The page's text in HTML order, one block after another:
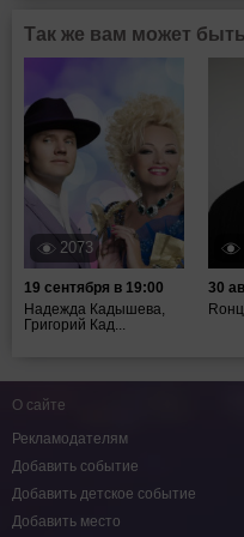
Так же вам может
2073
19 сентября в 19:00
Надежда Кадышева,
Григорий Кад...
30
О сайте
Рекламодателям
Добавить событие
Добавить детское событие
Добавить место